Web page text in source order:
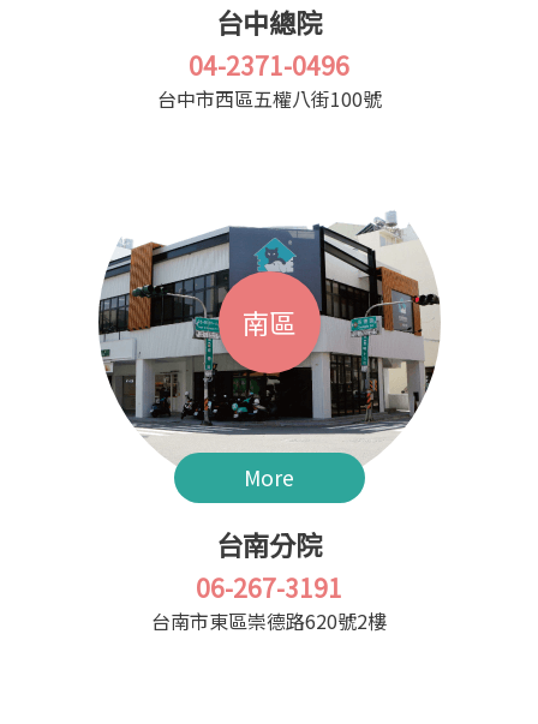
台中總院
04-2371-0496
台中市西區五權八街100號
南區
More
台南分院
06-267-3191
台南市東區崇德路620號2樓